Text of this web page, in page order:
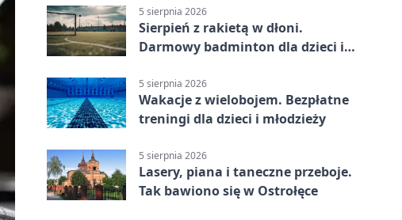
5 sierpnia 2026
Sierpień z rakietą w dłoni.
Darmowy badminton dla dzieci i
5 sierpnia 2026
Wakacje z wielobojem. Bezpłatne
treningi dla dzieci i młodzieży
5 sierpnia 2026
Lasery, piana i taneczne przeboje.
Tak bawiono się w Ostrołęce